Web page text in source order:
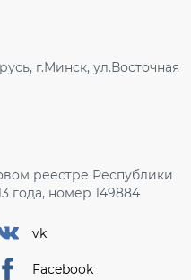
г.Минск, ул.Восточная
реестре Республики
года, номер 149884
vk
Facebook